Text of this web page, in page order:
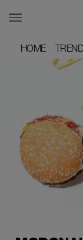
HOME
HOME